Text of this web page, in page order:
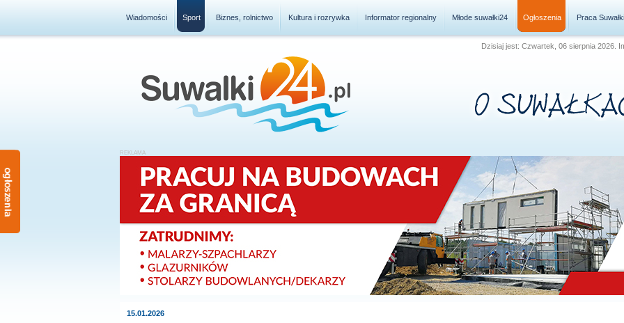
Wiadomości Sport Biznes, rolnictwo Kultura i rozrywka Informator regionalny Młode suwałki24 Ogłoszenia Praca Suwałki
Dzisiaj jest: Czwartek, 06 sierpnia 2026.
15.01.2026